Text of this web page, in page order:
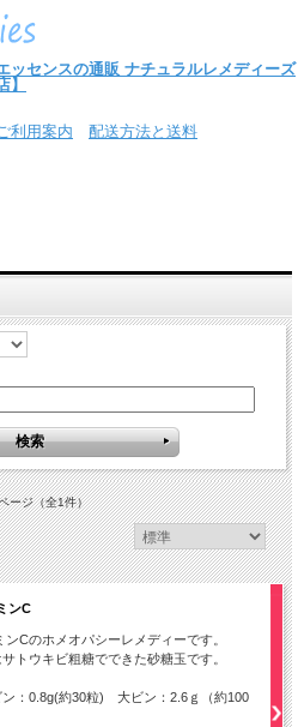
ッセンスの通販 ナチュラルレメディーズ
】
利用案内 配送方法と送料
ージ（全1件）
ンC
ンCのホメオパシーレメディーです。
トウキビ粗糖でできた砂糖玉です。
：0.8g(約30粒) 大ビン：2.6ｇ（約100